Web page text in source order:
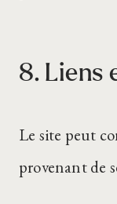
8. Liens
Le site peut
provenant de